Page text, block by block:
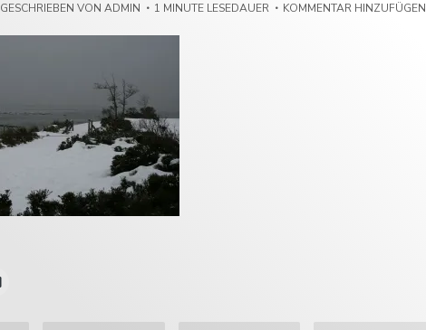
GESCHRIEBEN VON ADMIN 1 MINUTE LESEDAUER KOMMENTAR HINZUFÜGEN